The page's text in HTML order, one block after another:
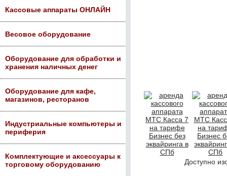
Кассовые аппараты ОНЛАЙН
Весовое оборудование
Оборудование для обработки и
хранения наличных денег
Оборудование для кафе,
магазинов, ресторанов
Индустриальные компьютеры и
периферия
Комплектующие и аксессуары к
торговому оборудованию
Доступно